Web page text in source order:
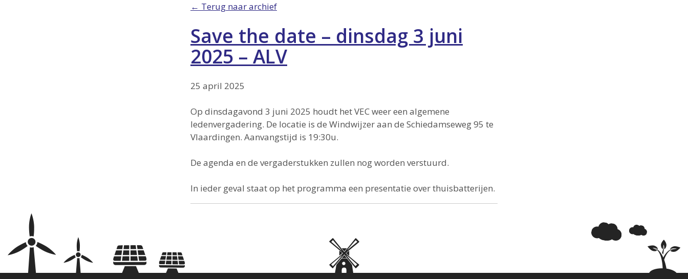
← Terug naar archief
Save the date – dinsdag 3 juni
2025 – ALV
25 april 2025
Op dinsdagavond 3 juni 2025 houdt het VEC weer een algemene
ledenvergadering. De locatie is de Windwijzer aan de Schiedamseweg 95 te
Vlaardingen. Aanvangstijd is 19:30u.
De agenda en de vergaderstukken zullen nog worden verstuurd.
In ieder geval staat op het programma een presentatie over thuisbatterijen.